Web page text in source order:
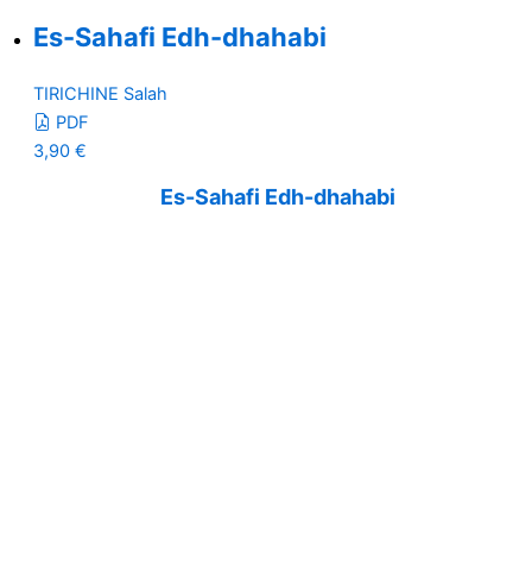
Es-Sahafi Edh-dhahabi
TIRICHINE Salah
PDF
3,90 €
Es-Sahafi Edh-dhahabi